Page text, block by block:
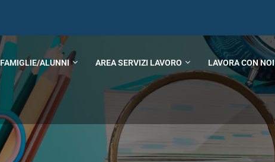
FAMIGLIE/ALUNNI AREA SERVIZI LAVORO LAVORA CON NOI